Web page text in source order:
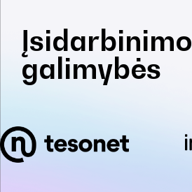
Įsidarbinimo
galimybės